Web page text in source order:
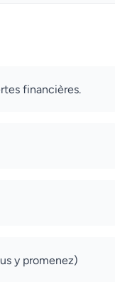
financières.
y promenez)